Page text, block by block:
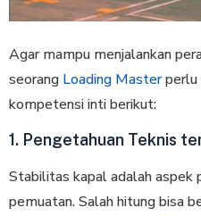
Agar mampu menjalankan
seorang Loading Masterperlu
kompetensi inti berikut:
1. Pengetahuan Teknis
Stabilitas kapal adalah aspek
pemuatan. Salah hitung bisa